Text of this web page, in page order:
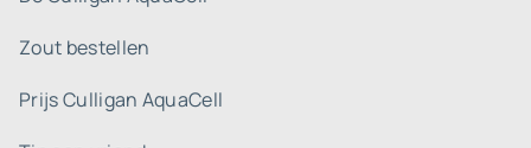
Zout bestellen
Prijs Culligan AquaCell